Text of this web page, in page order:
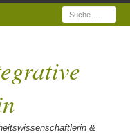
Suche
&